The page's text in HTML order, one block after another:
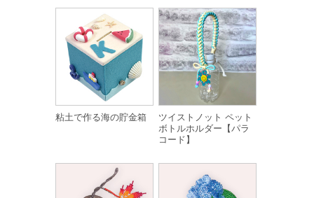
粘土で作る海の貯金箱
ツイストノット ペット
ボトルホルダー【パラ
コード】